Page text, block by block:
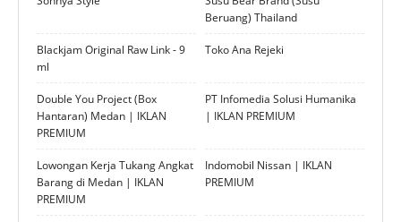
Beruang) Thailand
Blackjam Original Raw Link - 9
ml
Toko Ana Rejeki
Double You Project (Box
Hantaran) Medan | IKLAN
PREMIUM
PT Infomedia Solusi Humanika
| IKLAN PREMIUM
Lowongan Kerja Tukang Angkat
Barang di Medan | IKLAN
PREMIUM
Indomobil Nissan | IKLAN
PREMIUM